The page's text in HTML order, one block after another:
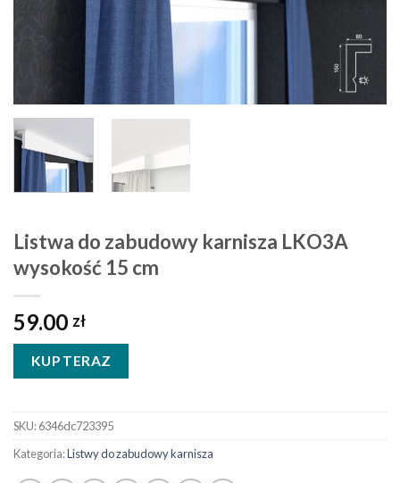
Listwa do zabudowy karnisza LKO3A
wysokość 15 cm
59.00 zł
KUP TERAZ
SKU:6346dc723395
Kategoria:Listwy do zabudowy karnisza